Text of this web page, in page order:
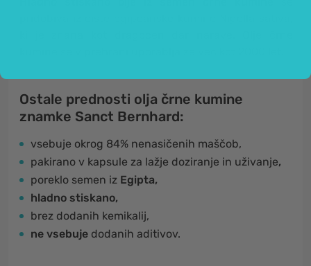
Ostale prednosti olja črne kumine
znamke Sanct Bernhard:
vsebuje okrog 84% nenasičenih maščob,
pakirano v kapsule za lažje doziranje in uživanje,
poreklo semen iz Egipta,
hladno stiskano,
brez dodanih kemikalij,
ne vsebuje dodanih aditivov.